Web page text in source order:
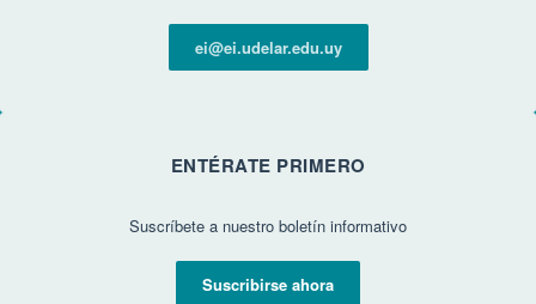
ei@ei.udelar.edu.uy
ENTÉRATE PRIMERO
Suscríbete a nuestro boletín informativo
Suscribirse ahora